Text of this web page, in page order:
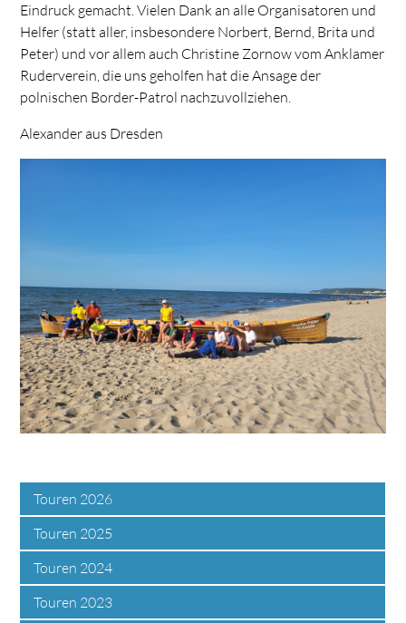
Eindruck gemacht. Vielen Dank an alle Organisatoren und
Helfer (statt aller, insbesondere Norbert, Bernd, Brita und
Peter) und vor allem auch Christine Zornow vom Anklamer
Ruderverein, die uns geholfen hat die Ansage der
polnischen Border-Patrol nachzuvollziehen.
Alexander aus Dresden
Touren 2026
Touren 2025
Touren 2024
Touren 2023